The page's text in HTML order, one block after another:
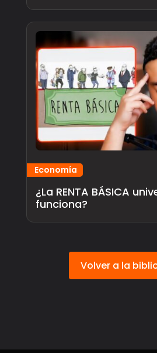
Economía
¿La RENTA BÁSICA
funciona?
Volver a la